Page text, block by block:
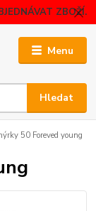
ZBOŽÍ.
Menu
Hledat
50 Foreved young